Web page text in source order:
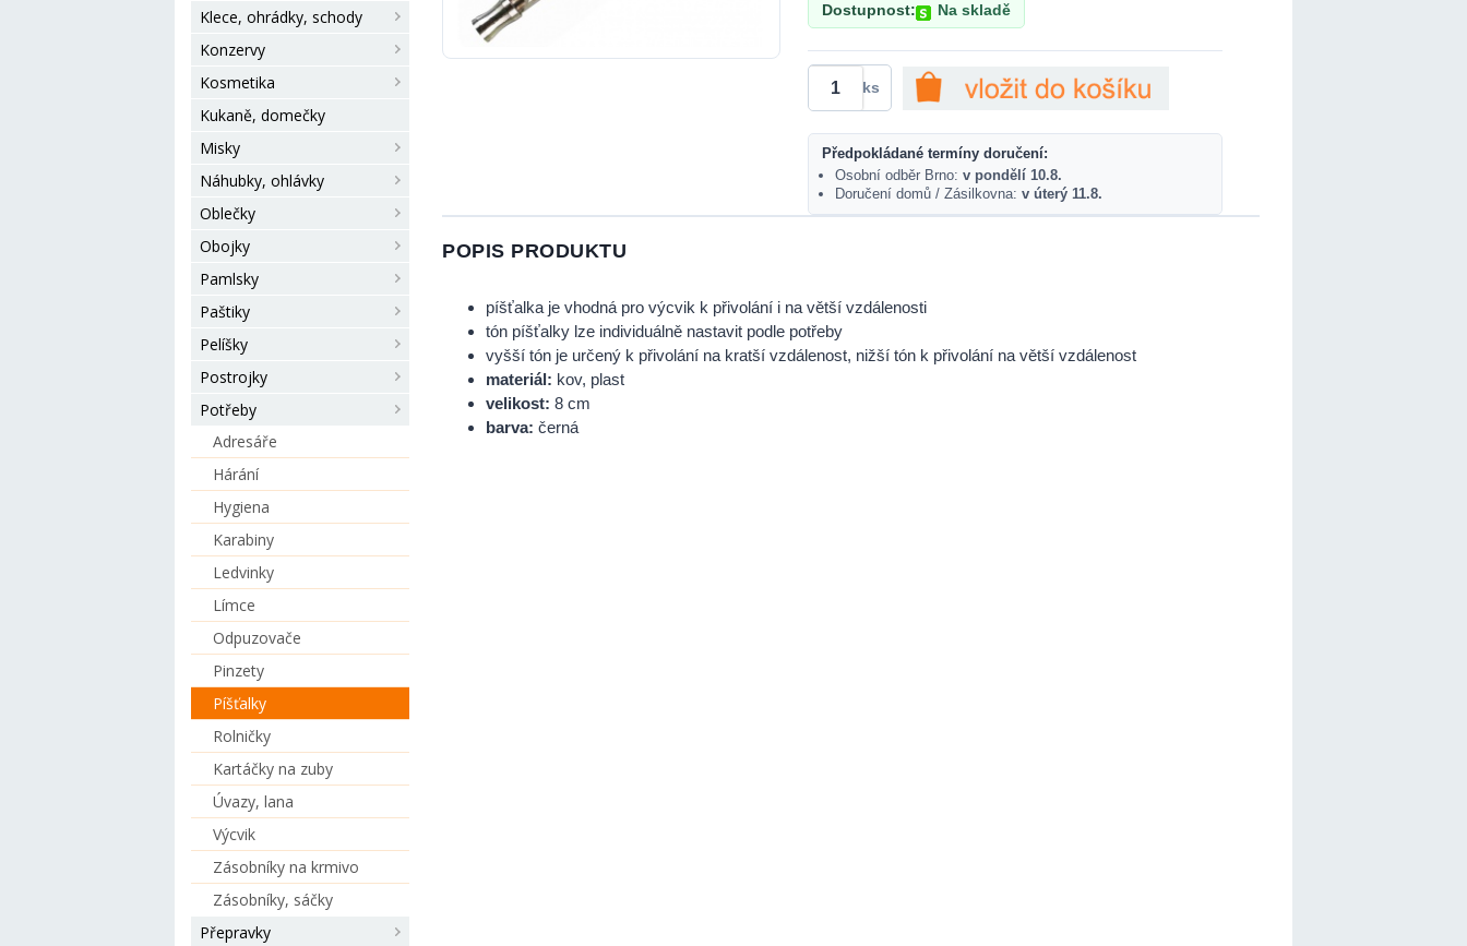
Klece, ohrádky, schody
Konzervy
Kosmetika
Kukaně, domečky
Misky
Náhubky, ohlávky
Oblečky
Obojky
Pamlsky
Paštiky
Pelíšky
Postrojky
Potřeby
Adresáře
Hárání
Hygiena
Karabiny
Ledvinky
Límce
Odpuzovače
Pinzety
Píšťalky
Rolničky
Kartáčky na zuby
Úvazy, lana
Výcvik
Zásobníky na krmivo
Zásobníky, sáčky
Přepravky
Dostupnost: Na skladě
ks
Předpokládané termíny doručení:
Osobní odběr Brno: v pondělí 10.8.
Doručení domů / Zásilkovna: v úterý 11.8.
POPIS PRODUKTU
píšťalka je vhodná pro výcvik k přivolání i na větší vzdálenosti
tón píšťalky lze individuálně nastavit podle potřeby
vyšší tón je určený k přivolání na kratší vzdálenost, nižší tón k přivolání na větší vzdálenost
materiál: kov, plast
velikost: 8 cm
barva: černá